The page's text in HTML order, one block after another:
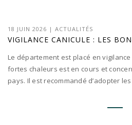
18 JUIN 2026 | ACTUALITÉS
VIGILANCE CANICULE : LES
Le département est placé en
fortes chaleurs est en cours et
pays. Il est recommandé d’adopter